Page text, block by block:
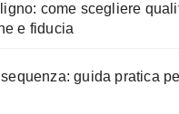
come scegliere
e fiducia
guida pratica